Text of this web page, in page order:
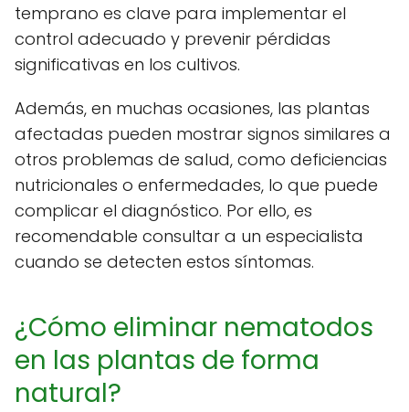
temprano es clave para implementar el
control adecuado y prevenir pérdidas
significativas en los cultivos.
Además, en muchas ocasiones, las plantas
afectadas pueden mostrar signos similares a
otros problemas de salud, como deficiencias
nutricionales o enfermedades, lo que puede
complicar el diagnóstico. Por ello, es
recomendable consultar a un especialista
cuando se detecten estos síntomas.
¿Cómo eliminar nematodos
en las plantas de forma
natural?